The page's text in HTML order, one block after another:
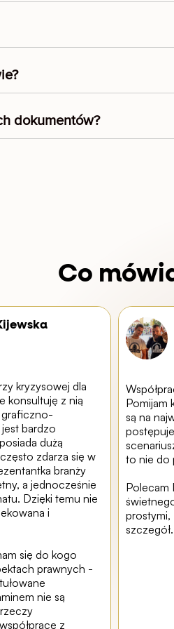
dokumentów?
Co
kryzysowej dla
konsultuję z nią
graficzno-
bardzo
dużą
zdarza się w
branży
a jednocześnie
Dzięki temu nie
i
się do kogo
prawnych -
nie są
z
Pomijam
są na
to nie do
Polecam
prostymi,
szczegół.